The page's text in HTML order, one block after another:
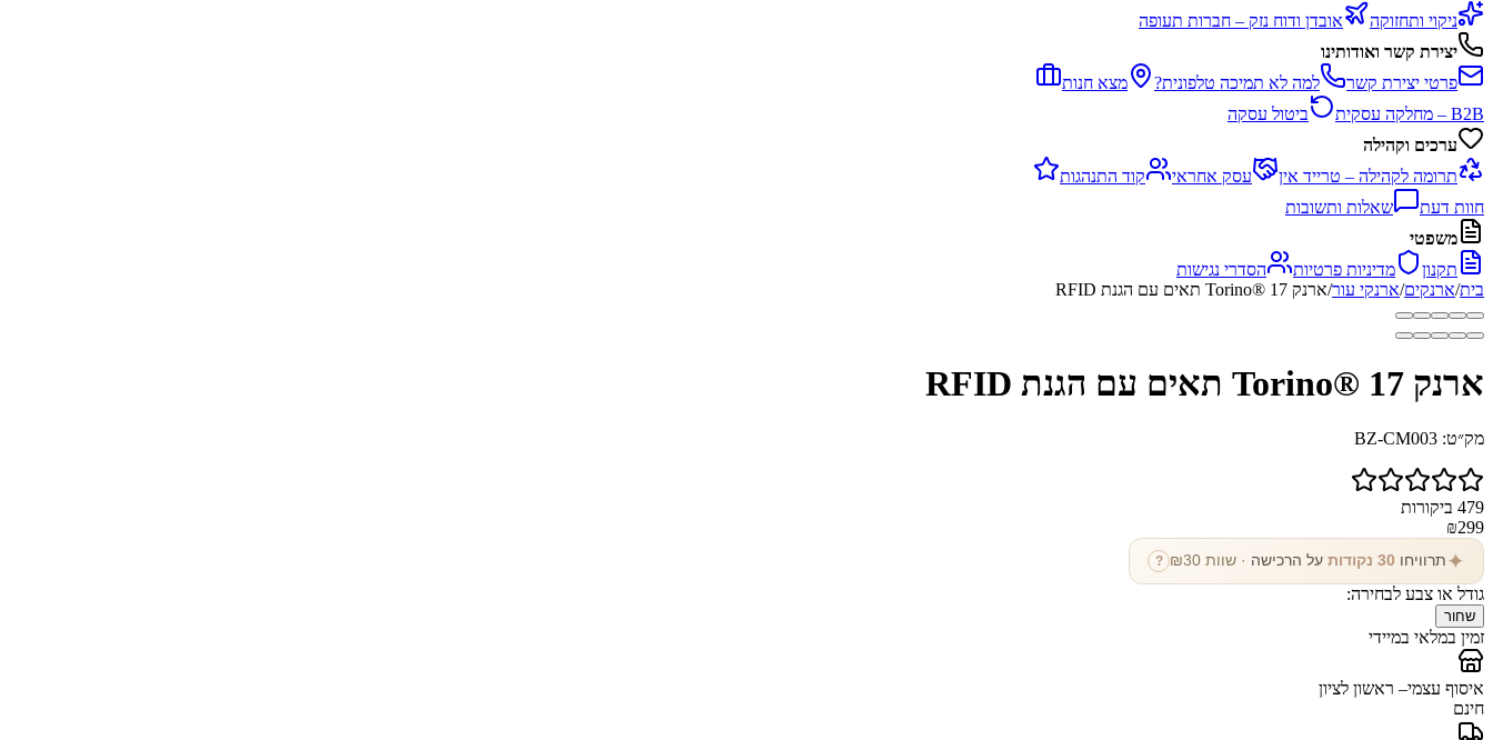
ניקוי ותחזוקה
אובדן ודוח נזק – חברות תעופה
יצירת קשר ואודותינו
פרטי יצירת קשר
למה לא תמיכה טלפונית?
מצא חנות
B2B – מחלקה עסקית
ביטול עסקה
ערכים וקהילה
תרומה לקהילה – טרייד אין
עסק אחראי
קוד התנהגות
חוות דעת
שאלות ותשובות
משפטי
תקנון
מדיניות פרטיות
הסדרי נגישות
בית/ארנקים/ארנקי עור/ארנק Torino® 17 תאים עם הגנת RFID
ארנק Torino® 17 תאים עם הגנת RFID
מק״ט: BZ-CM003
479 ביקורות
₪299
✦ תרוויחו 30 נקודות על הרכישה · שוות ₪ 30
?
גודל או צבע לבחירה:
שחור
זמין במלאי במיידי
איסוף עצמי– ראשון לציון
חינם